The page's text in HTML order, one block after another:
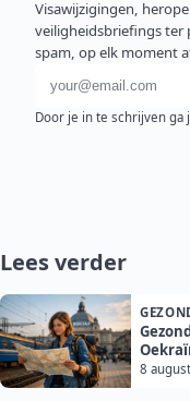
Visawijzigingen,
veiligheidsbriefings ter
spam, op elk moment
E-mailadres
Door je in te schrijven ga
Lees verder
8